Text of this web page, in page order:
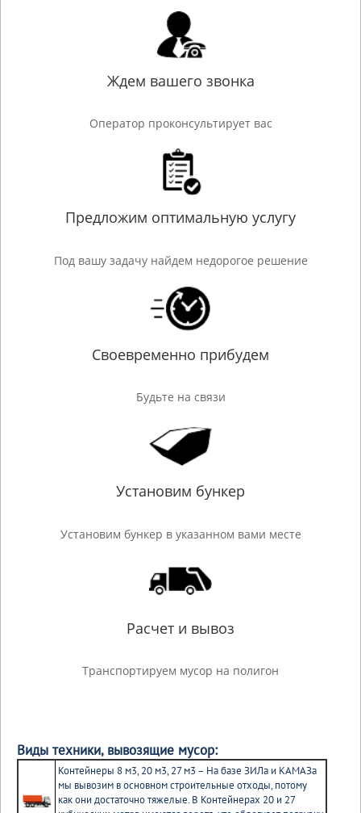
Ждем вашего звонка
Оператор проконсультирует вас
Предложим оптимальную услугу
Под вашу задачу найдем недорогое решение
Своевременно прибудем
Будьте на связи
Установим бункер
Установим бункер в указанном вами месте
Расчет и вывоз
Транспортируем мусор на полигон
Виды техники, вывозящие мусор:
Контейнеры 8 м3, 20 м3, 27 м3 – На базе ЗИЛа и КАМАЗа
мы вывозим в основном строительные отходы, потому
как они достаточно тяжелые. В Контейнерах 20 и 27